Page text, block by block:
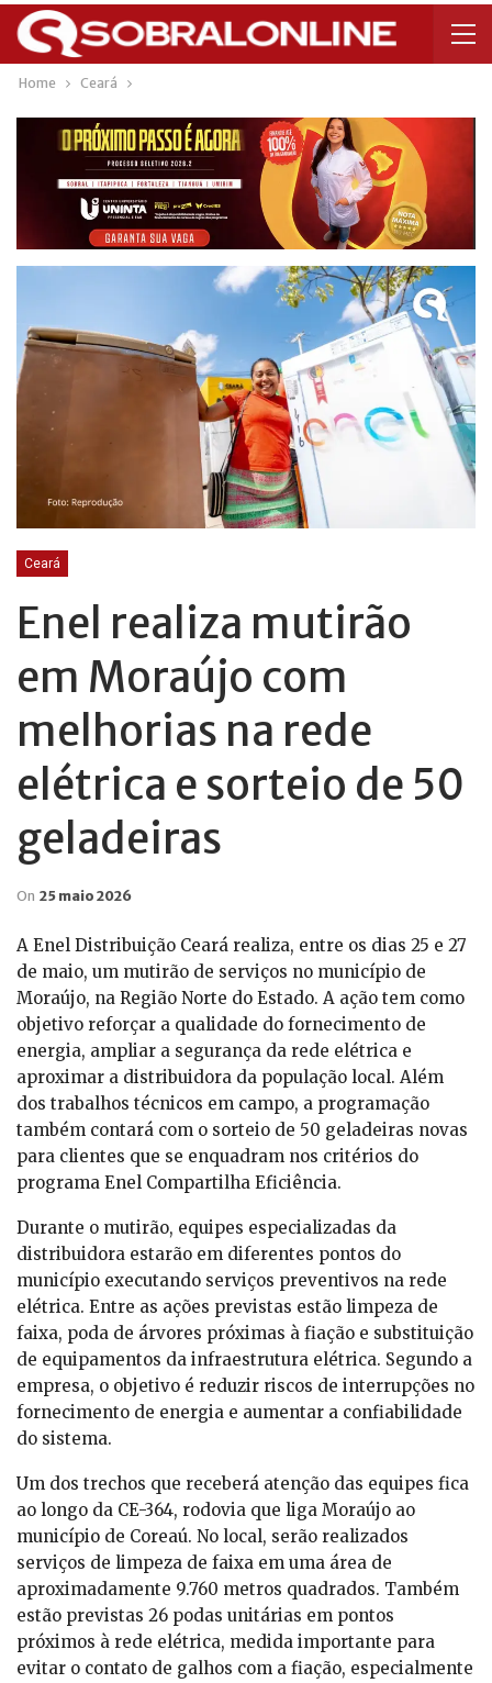
Home Ceará
Ceará
Enel realiza mutirão
em Moraújo com
melhorias na rede
elétrica e sorteio de 50
geladeiras
On 25 maio 2026
A Enel Distribuição Ceará realiza, entre os dias 25 e 27
de maio, um mutirão de serviços no município de
Moraújo, na Região Norte do Estado. A ação tem como
objetivo reforçar a qualidade do fornecimento de
energia, ampliar a segurança da rede elétrica e
aproximar a distribuidora da população local. Além
dos trabalhos técnicos em campo, a programação
também contará com o sorteio de 50 geladeiras novas
para clientes que se enquadram nos critérios do
programa Enel Compartilha Eficiência.
Durante o mutirão, equipes especializadas da
distribuidora estarão em diferentes pontos do
município executando serviços preventivos na rede
elétrica. Entre as ações previstas estão limpeza de
faixa, poda de árvores próximas à fiação e substituição
de equipamentos da infraestrutura elétrica. Segundo a
empresa, o objetivo é reduzir riscos de interrupções no
fornecimento de energia e aumentar a confiabilidade
do sistema.
Um dos trechos que receberá atenção das equipes fica
ao longo da CE-364, rodovia que liga Moraújo ao
município de Coreaú. No local, serão realizados
serviços de limpeza de faixa em uma área de
aproximadamente 9.760 metros quadrados. Também
estão previstas 26 podas unitárias em pontos
próximos à rede elétrica, medida importante para
evitar o contato de galhos com a fiação, especialmente